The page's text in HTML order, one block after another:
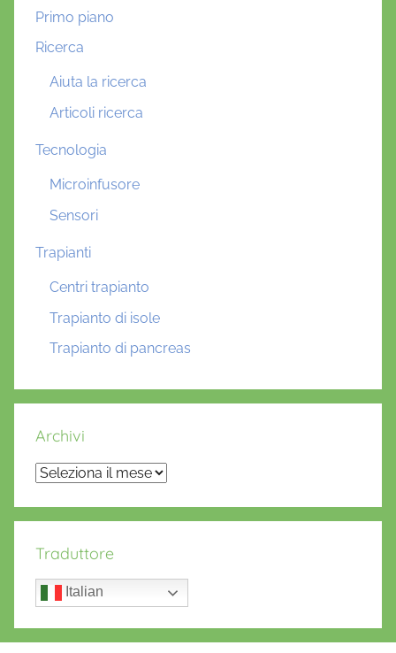
Primo piano
Ricerca
Aiuta la ricerca
Articoli ricerca
Tecnologia
Microinfusore
Sensori
Trapianti
Centri trapianto
Trapianto di isole
Trapianto di pancreas
Archivi
Archivi
Traduttore
Italian